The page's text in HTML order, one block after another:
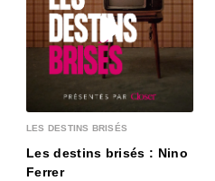
LES DESTINS BRISÉS
Les destins brisés : Nino
Ferrer